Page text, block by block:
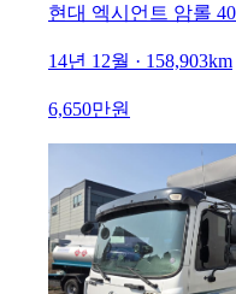
현대 엑시언트 암롤
14년 12월 · 158,903km
6,650만원